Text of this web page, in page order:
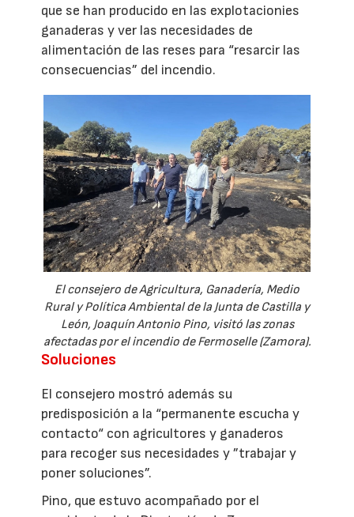
que se han producido en las explotacionies
ganaderas y ver las necesidades de
alimentación de las reses para “resarcir las
consecuencias” del incendio.
El consejero de Agricultura, Ganadería, Medio
Rural y Política Ambiental de la Junta de Castilla y
León, Joaquín Antonio Pino, visitó las zonas
afectadas por el incendio de Fermoselle (Zamora).
Soluciones
El consejero mostró además su
predisposición a la “permanente escucha y
contacto“ con agricultores y ganaderos
para recoger sus necesidades y ”trabajar y
poner soluciones”.
Pino, que estuvo acompañado por el